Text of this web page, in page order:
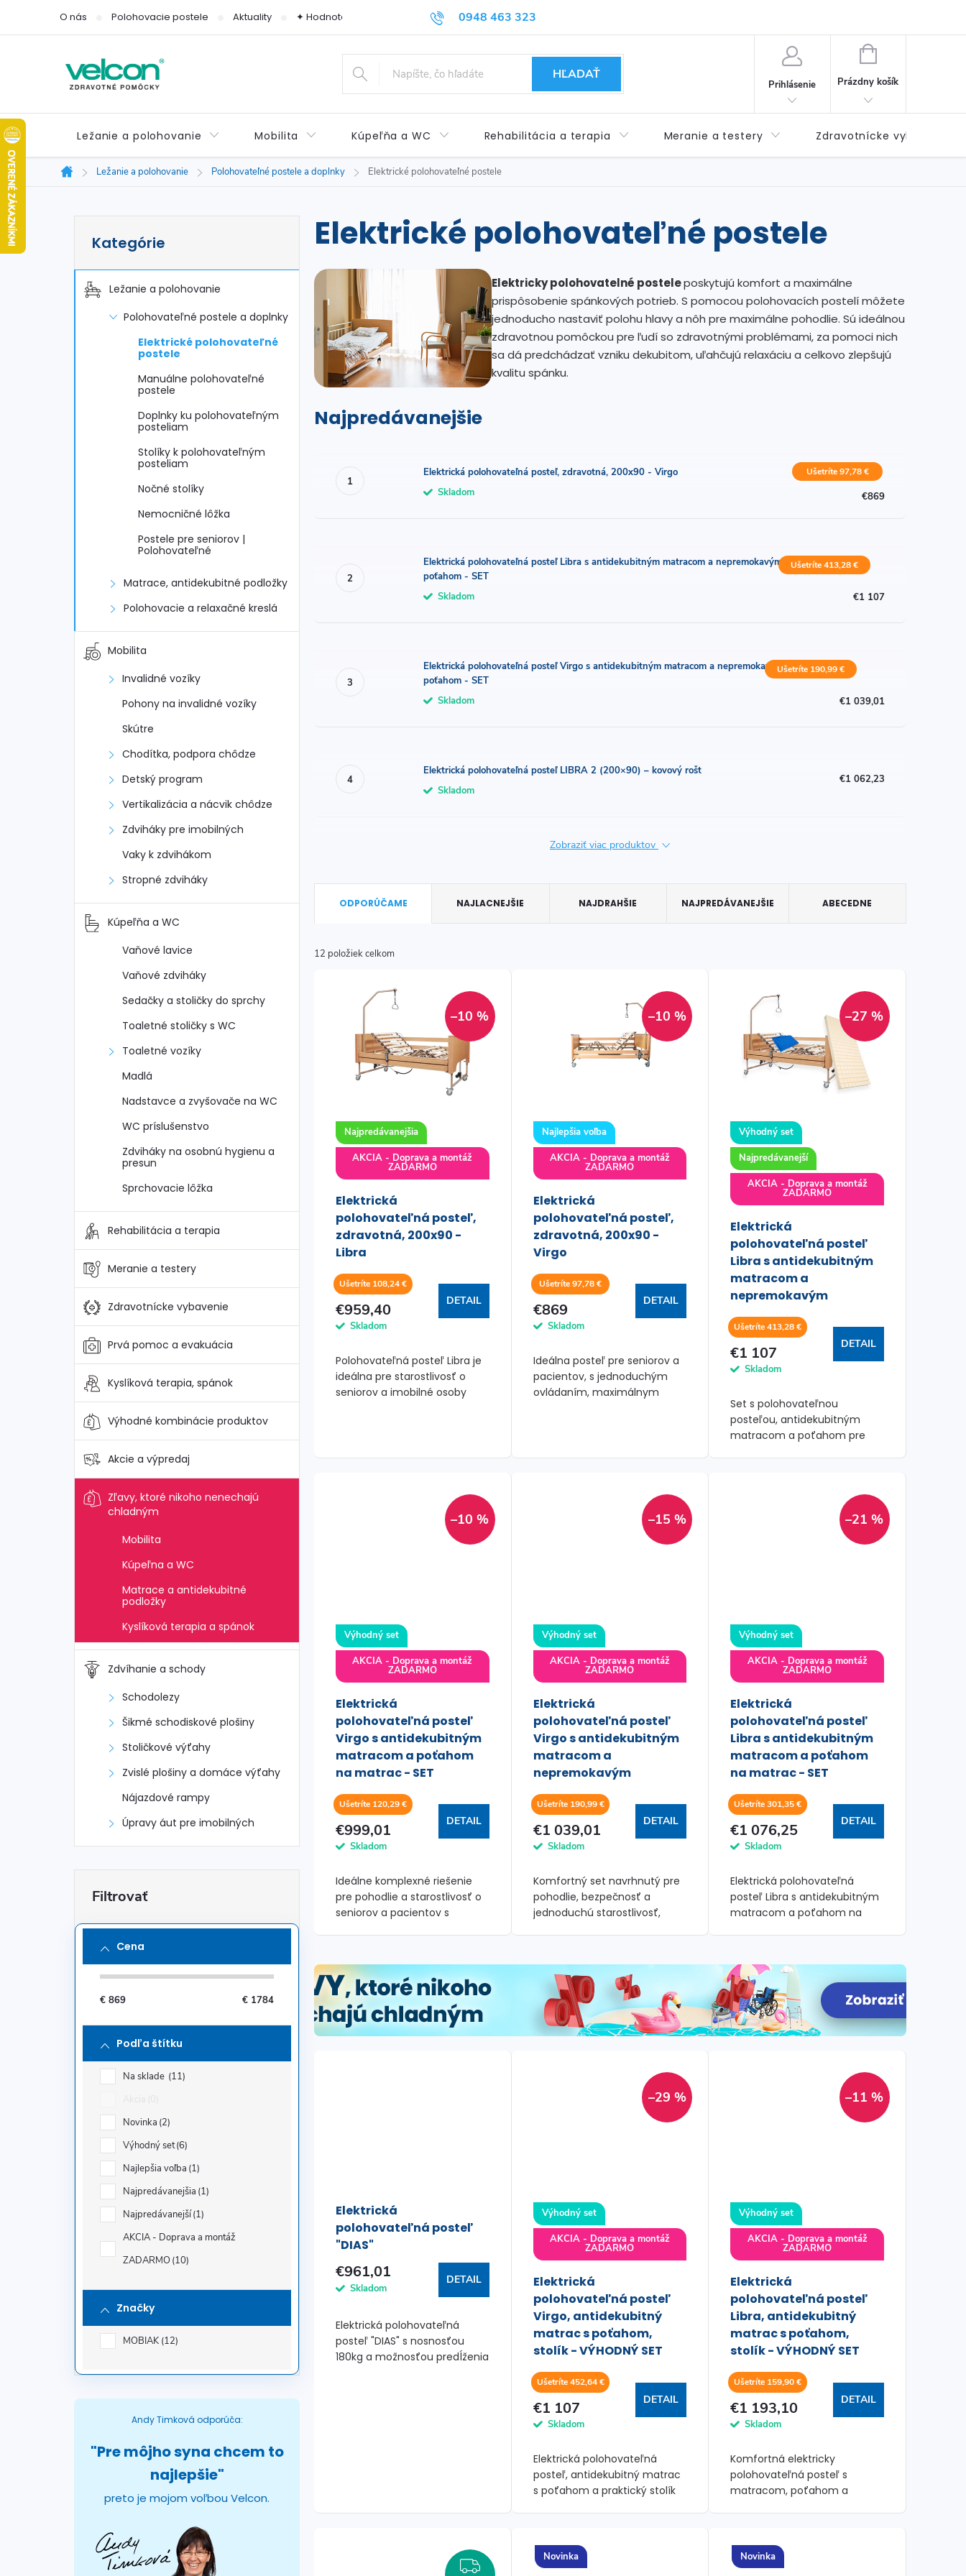
0948 463 323
O nás Polohovacie postele Aktuality ✦ Hodnotenie obchodu Príspevok pre ŤZP
HĽADAŤ
Prihlásenie
NÁKUPNÝ
KOŠÍK
Prázdny košík
Ležanie a polohovanie Mobilita Kúpeľňa a WC Rehabilitácia a terapia Meranie a testery Zdravotnícke vybavenie
Domov
Ležanie a polohovanie Polohovateľné postele a doplnky Elektrické polohovateľné postele
o
č
kategórie
Kategórie
Ležanie a polohovanie
Polohovateľné postele a doplnky
Elektrické polohovateľné
postele
Manuálne polohovateľné
postele
Doplnky ku polohovateľným
posteliam
Stolíky k polohovateľným
posteliam
Nočné stolíky
Nemocničné lôžka
Postele pre seniorov |
Polohovateľné
Matrace, antidekubitné podložky
Polohovacie a relaxačné kreslá
Mobilita
Invalidné vozíky
Pohony na invalidné vozíky
Skútre
Chodítka, podpora chôdze
Detský program
Vertikalizácia a nácvik chôdze
Zdviháky pre imobilných
Vaky k zdvihákom
Stropné zdviháky
Kúpeľňa a WC
Vaňové lavice
Vaňové zdviháky
Sedačky a stoličky do sprchy
Toaletné stoličky s WC
Toaletné vozíky
Madlá
Nadstavce a zvyšovače na WC
WC príslušenstvo
Zdviháky na osobnú hygienu a
presun
Sprchovacie lôžka
Rehabilitácia a terapia
Meranie a testery
Zdravotnícke vybavenie
Prvá pomoc a evakuácia
Kyslíková terapia, spánok
Výhodné kombinácie produktov
Akcie a výpredaj
Zľavy, ktoré nikoho nenechajú
chladným
Mobilita
Kúpeľna a WC
Matrace a antidekubitné
podložky
Kyslíková terapia a spánok
Zdvíhanie a schody
Schodolezy
Šikmé schodiskové plošiny
Stoličkové výťahy
Zvislé plošiny a domáce výťahy
Nájazdové rampy
Úpravy áut pre imobilných
Cena
€ 869 € 1784
Podľa štítku
Na sklade 11
Novinka 2
Výhodný set 6
Najlepšia voľba 1
Najpredávanejšia 1
Najpredávanejší 1
AKCIA - Doprava a montáž
ZADARMO 10
Značky
MOBIAK 12
Andy Timková odporúča:
"Pre môjho syna chcem to
najlepšie"
preto je mojom voľbou Velcon.
Elektrické polohovateľné postele
Elektricky polohovatelné posteleposkytujú komfort a maximálne
prispôsobenie spánkových potrieb. S pomocou polohovacích postelí môžete
jednoducho nastaviť polohu hlavy a nôh pre maximálne pohodlie. Sú ideálnou
zdravotnou pomôckou pre ľudí so zdravotnými problémami, za pomoci nich
sa dá predchádzať vzniku dekubitom, uľahčujú relaxáciu a celkovo zlepšujú
kvalitu spánku.
Najpredávanejšie
Elektrická polohovateľná posteľ, zdravotná, 200x90 - Virgo
Skladom
Ušetríte 97,78 €
€869
Elektrická polohovateľná posteľ Libra s antidekubitným matracom a nepremokavým
poťahom - SET
Skladom
Ušetríte 413,28 €
€1 107
Elektrická polohovateľná posteľ Virgo s antidekubitným matracom a nepremokavým
poťahom - SET
Skladom
Ušetríte 190,99 €
€1 039,01
Elektrická polohovateľná posteľ LIBRA 2 (200×90) – kovový rošt
Skladom
€1 062,23
Zobraziť viac produktov
a
d
ODPORÚČAME NAJLACNEJŠIE NAJDRAHŠIE NAJPREDÁVANEJŠIE ABECEDNE
12 položiek celkom
–10 %
Najpredávanejšia
AKCIA - Doprava a montáž
ZADARMO
Elektrická
polohovateľná posteľ,
zdravotná, 200x90 -
Libra
Ušetríte 108,24 €
€959,40
Skladom
DETAIL
Polohovateľná posteľ Libra je
ideálna pre starostlivosť o
seniorov a imobilné osoby
–10 %
Najlepšia voľba
AKCIA - Doprava a montáž
ZADARMO
Elektrická
polohovateľná posteľ,
zdravotná, 200x90 -
Virgo
Ušetríte 97,78 €
€869
Skladom
DETAIL
Ideálna posteľ pre seniorov a
pacientov, s jednoduchým
ovládaním, maximálnym
–27 %
Výhodný set
Najpredávanejší
AKCIA - Doprava a montáž
ZADARMO
Elektrická
polohovateľná posteľ
Libra s antidekubitným
matracom a
nepremokavým
Ušetríte 413,28 €
€1 107
Skladom
DETAIL
Set s polohovateľnou
posteľou, antidekubitným
matracom a poťahom pre
–10 %
Výhodný set
AKCIA - Doprava a montáž
ZADARMO
Elektrická
polohovateľná posteľ
Virgo s antidekubitným
matracom a poťahom
na matrac - SET
Ušetríte 120,29 €
€999,01
Skladom
DETAIL
Ideálne komplexné riešenie
pre pohodlie a starostlivosť o
seniorov a pacientov s
–15 %
Výhodný set
AKCIA - Doprava a montáž
ZADARMO
Elektrická
polohovateľná posteľ
Virgo s antidekubitným
matracom a
nepremokavým
poťahom - SET
Ušetríte 190,99 €
€1 039,01
Skladom
DETAIL
Komfortný set navrhnutý pre
pohodlie, bezpečnosť a
jednoduchú starostlivosť,
–21 %
Výhodný set
AKCIA - Doprava a montáž
ZADARMO
Elektrická
polohovateľná posteľ
Libra s antidekubitným
matracom a poťahom
na matrac - SET
Ušetríte 301,35 €
€1 076,25
Skladom
DETAIL
Elektrická polohovateľná
posteľ Libra s antidekubitným
matracom a poťahom na
Elektrická
polohovateľná posteľ
"DIAS"
€961,01
Skladom
DETAIL
Elektrická polohovateľná
posteľ "DIAS" s nosnosťou
180kg a možnosťou predĺženia
–29 %
Výhodný set
AKCIA - Doprava a montáž
ZADARMO
Elektrická
polohovateľná posteľ
Virgo, antidekubitný
matrac s poťahom,
stolík - VÝHODNÝ SET
Ušetríte 452,64 €
€1 107
Skladom
DETAIL
Elektrická polohovateľná
posteľ, antidekubitný matrac
s poťahom a praktický stolík
–11 %
Výhodný set
AKCIA - Doprava a montáž
ZADARMO
Elektrická
polohovateľná posteľ
Libra, antidekubitný
matrac s poťahom,
stolík - VÝHODNÝ SET
Ušetríte 159,90 €
€1 193,10
Skladom
DETAIL
Komfortná elektricky
polohovateľná posteľ s
matracom, poťahom a
ZADARMO
Novinka Novinka